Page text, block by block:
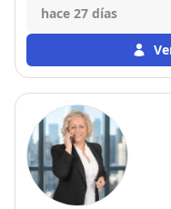
todos los problemas
duda volvería a
ocasiones.
hace 27 días